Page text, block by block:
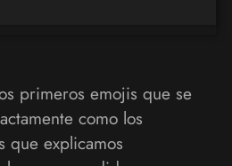
primeros emojis que se
como los
que explicamos